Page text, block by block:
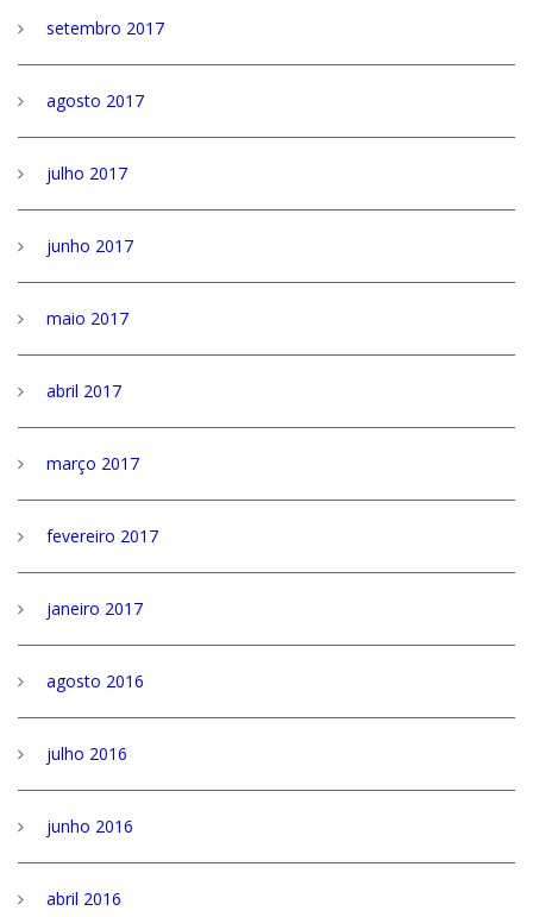
setembro 2017
agosto 2017
julho 2017
junho 2017
maio 2017
abril 2017
março 2017
fevereiro 2017
janeiro 2017
agosto 2016
julho 2016
junho 2016
abril 2016